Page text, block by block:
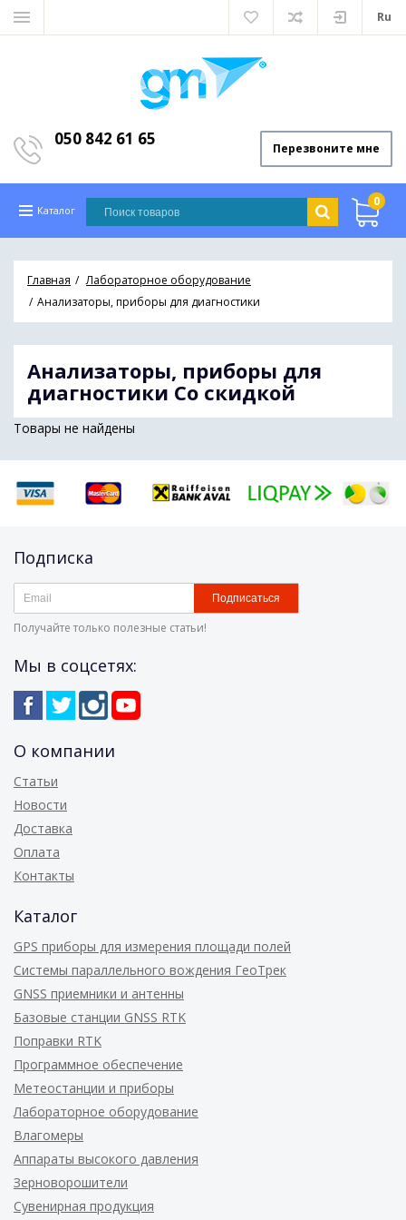
Ru
050 842 61 65 Перезвоните мне
0
Каталог
Главная
Лабораторное оборудование
Анализаторы, приборы для диагностики
Анализаторы, приборы для
диагностики Со скидкой
Товары не найдены
Подписка
Подписаться
Получайте только полезные статьи!
Мы в соцсетях:
О компании
Статьи
Новости
Доставка
Оплата
Контакты
Каталог
GPS приборы для измерения площади полей
Системы параллельного вождения ГеоТрек
GNSS приемники и антенны
Базовые станции GNSS RTK
Поправки RTK
Программное обеспечение
Метеостанции и приборы
Лабораторное оборудование
Влагомеры
Аппараты высокого давления
Зерноворошители
Сувенирная продукция